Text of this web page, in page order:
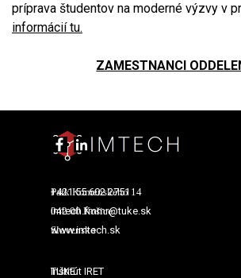
príprava študentov na moderné výzvy v
informácií tu.
ZAMESTNANCI
+421 55 602 2751
TUKE
imtech.fmmr@tuke.sk
Inštitút IRET
Park Komenského 14
042 00 Košice
Slovensko
www.imtech.sk